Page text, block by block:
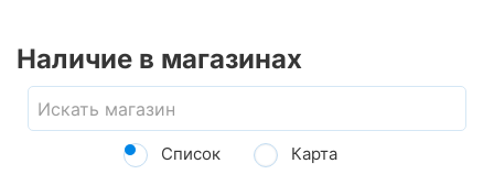
Наличие в магазинах
Список Карта